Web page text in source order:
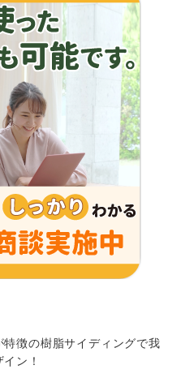
特徴の樹脂サイディングで我
ン！